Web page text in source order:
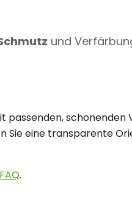
und
passenden, schonenden
Sie eine transparente
FAQ.